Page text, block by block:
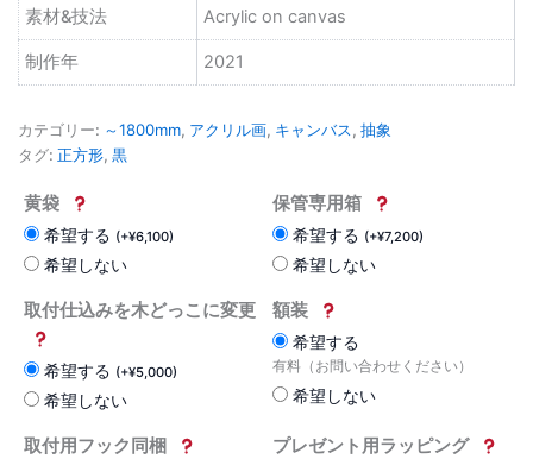
素材&技法 Acrylic on canvas
制作年 2021
カテゴリー: ～1800mm, アクリル画, キャンバス , 抽象
タグ: 正方形, 黒
黄袋
希望する (+¥6,100)
希望しない
保管専用箱
希望する (+¥7,200)
希望しない
取付仕込みを木どっこに変更
希望する (+¥5,000)
希望しない
額装
希望する
有料（お問い合わせください）
希望しない
取付用フック同梱 プレゼント用ラッピング